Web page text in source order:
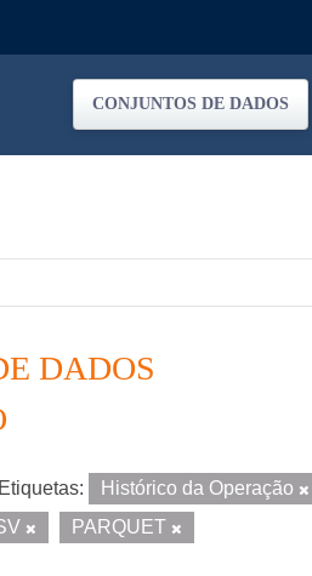
CONJUNTOS DE DADOS
DADOS
Etiquetas: Histórico da Operação
PARQUET